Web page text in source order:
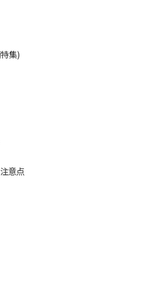
集)
意点